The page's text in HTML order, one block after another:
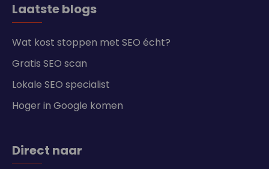
Laatste blogs
Wat kost stoppen met SEO écht?
Gratis SEO scan
Lokale SEO specialist
Hoger in Google komen
Direct naar